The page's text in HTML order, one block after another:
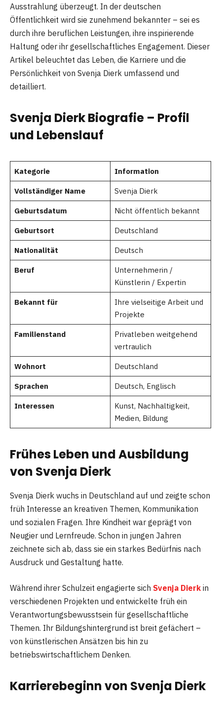
Ausstrahlung überzeugt. In der deutschen
Öffentlichkeit wird sie zunehmend bekannter – sei es
durch ihre beruflichen Leistungen, ihre inspirierende
Haltung oder ihr gesellschaftliches Engagement. Dieser
Artikel beleuchtet das Leben, die Karriere und die
Persönlichkeit von Svenja Dierk umfassend und
detailliert.
Svenja Dierk Biografie – Profil
und Lebenslauf
Kategorie Information
Vollständiger Name Svenja Dierk
Geburtsdatum Nicht öffentlich bekannt
Geburtsort Deutschland
Nationalität Deutsch
Beruf
Unternehmerin /
Künstlerin / Expertin
Bekannt für
Ihre vielseitige Arbeit und
Projekte
Familienstand
Privatleben weitgehend
vertraulich
Wohnort Deutschland
Sprachen Deutsch, Englisch
Interessen
Kunst, Nachhaltigkeit,
Medien, Bildung
Frühes Leben und Ausbildung
von Svenja Dierk
Svenja Dierk wuchs in Deutschland auf und zeigte schon
früh Interesse an kreativen Themen, Kommunikation
und sozialen Fragen. Ihre Kindheit war geprägt von
Neugier und Lernfreude. Schon in jungen Jahren
zeichnete sich ab, dass sie ein starkes Bedürfnis nach
Ausdruck und Gestaltung hatte.
Während ihrer Schulzeit engagierte sich Svenja Dierk in
verschiedenen Projekten und entwickelte früh ein
Verantwortungsbewusstsein für gesellschaftliche
Themen. Ihr Bildungshintergrund ist breit gefächert –
von künstlerischen Ansätzen bis hin zu
betriebswirtschaftlichem Denken.
Karrierebeginn von Svenja Dierk